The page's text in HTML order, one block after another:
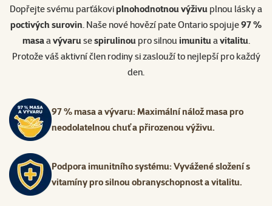
Dopřejte svému parťákoviplnohodnotnou výživu plnou lásky a
poctivých surovin. Naše nové hovězí pate Ontario spojuje97 %
masaavývarusespirulinou pro silnou imunituavitalitu.
Protože váš aktivní člen rodiny si zaslouží to nejlepší pro každý
den.
97 % masa a vývaru: Maximální nálož masa pro
neodolatelnou chuť a přirozenou výživu.
Podpora imunitního systému: Vyvážené složení s
vitamíny pro silnou obranyschopnost a vitalitu.